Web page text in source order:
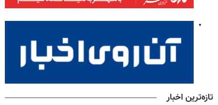
تازه‌ترین اخبار